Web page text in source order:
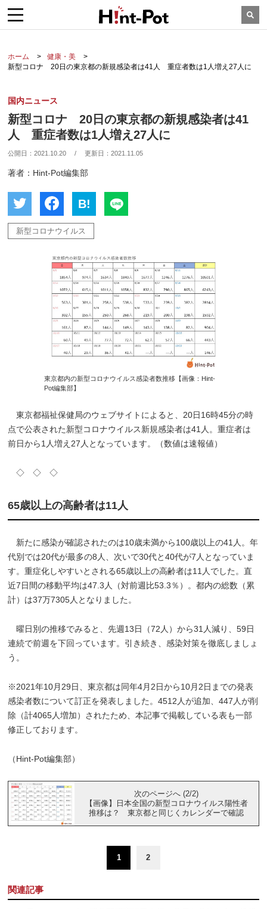
ホーム
健康・美
新型コロナ 20日の東京都の新規感染者は41人 重症者数は1人増え27人に
国内ニュース
新型コロナ 20日の東京都の新規感染者は41
人 重症者数は1人増え27人に
公開日：2021.10.20 / 更新日：2021.11.05
著者：Hint-Pot編集部
B!
新型コロナウイルス
東京都内の新型コロナウイルス感染者数推移【画像：Hint-
Pot編集部】
東京都福祉保健局のウェブサイトによると、20日16時45分の時
点で公表された新型コロナウイルス新規感染者は41人。重症者は
前日から1人増え27人となっています。（数値は速報値）
◇ ◇ ◇
65歳以上の高齢者は11人
新たに感染が確認されたのは10歳未満から100歳以上の41人。年
代別では20代が最多の8人、次いで30代と40代が7人となっていま
す。重症化しやすいとされる65歳以上の高齢者は11人でした。直
近7日間の移動平均は47.3人（対前週比53.3％）。都内の総数（累
計）は37万7305人となりました。
曜日別の推移でみると、先週13日（72人）から31人減り、59日
連続で前週を下回っています。引き続き、感染対策を徹底しましょ
う。
※2021年10月29日、東京都は同年4月2日から10月2日までの発表
感染者数について訂正を発表しました。4512人が追加、447人が削
除（計4065人増加）されたため、本記事で掲載している表も一部
修正しております。
（Hint-Pot編集部）
次のページへ (2/2)
【画像】日本全国の新型コロナウイルス陽性者
推移は？ 東京都と同じくカレンダーで確認
1 2
関連記事